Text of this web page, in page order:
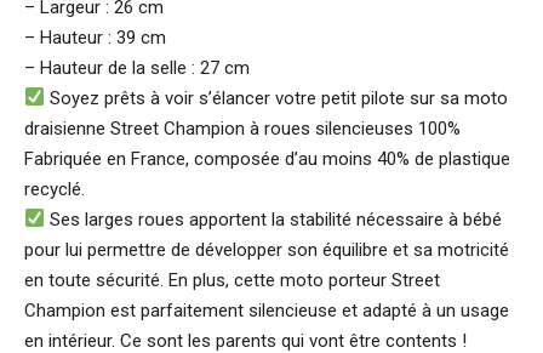
– Largeur : 26 cm
– Hauteur : 39 cm
– Hauteur de la selle : 27 cm
Soyez prêts à voir s’élancer votre petit pilote sur sa moto
draisienne Street Champion à roues silencieuses 100%
Fabriquée en France, composée d’au moins 40% de plastique
recyclé.
Ses larges roues apportent la stabilité nécessaire à bébé
pour lui permettre de développer son équilibre et sa motricité
en toute sécurité. En plus, cette moto porteur Street
Champion est parfaitement silencieuse et adapté à un usage
en intérieur. Ce sont les parents qui vont être contents !